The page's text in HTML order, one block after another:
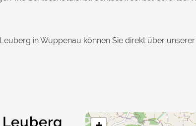
in Wuppenau können Sie direkt über